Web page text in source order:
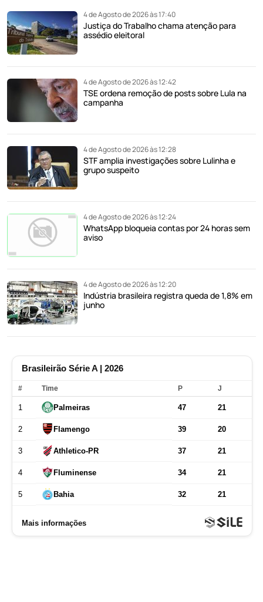
4 de Agosto de 2026 às 17:40
Justiça do Trabalho chama atenção para
assédio eleitoral
4 de Agosto de 2026 às 12:42
TSE ordena remoção de posts sobre Lula na
campanha
4 de Agosto de 2026 às 12:28
STF amplia investigações sobre Lulinha e
grupo suspeito
4 de Agosto de 2026 às 12:24
WhatsApp bloqueia contas por 24 horas sem
aviso
4 de Agosto de 2026 às 12:20
Indústria brasileira registra queda de 1,8% em
junho